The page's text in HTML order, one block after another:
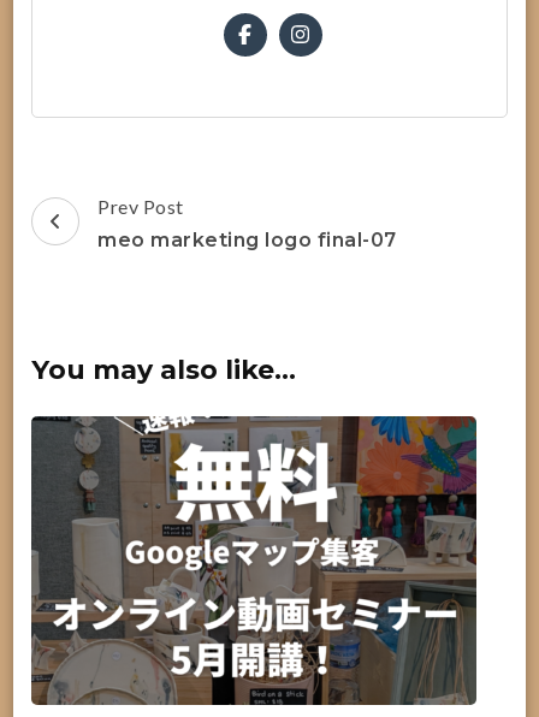
Post
Navigation
Prev Post
meo marketing logo final-07
You may also like...